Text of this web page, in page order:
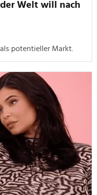
Welt will nach
potentieller Markt.